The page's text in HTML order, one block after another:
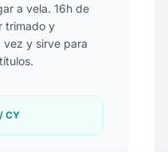
a vela. 16h de
trimado y
vez y sirve para
CY